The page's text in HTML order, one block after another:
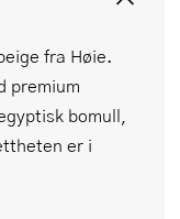
fra Høie.
premium
bomull,
er i